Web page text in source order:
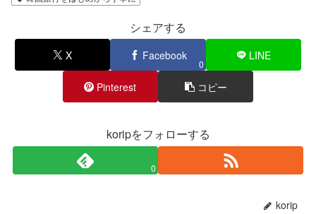
シェアする
X Facebook
0
LINE
Pinterest コピー
koripをフォローする
0
korip